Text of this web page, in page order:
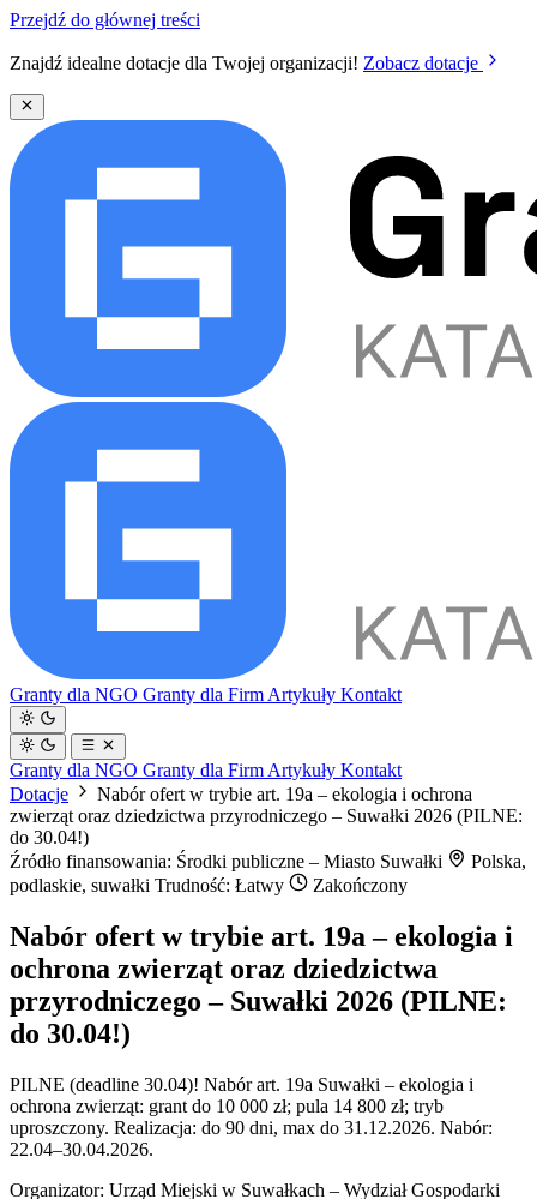
Przejdź do głównej treści
Znajdź idealne dotacje dla Twojej organizacji! Zobacz dotacje
Granty dla NGO Granty dla Firm Artykuły Kontakt
Granty dla NGO Granty dla Firm Artykuły Kontakt
Dotacje
Nabór ofert w trybie art. 19a – ekologia i ochrona
zwierząt oraz dziedzictwa przyrodniczego – Suwałki 2026 (PILNE:
do 30.04!)
Źródło finansowania: Środki publiczne – Miasto Suwałki
Polska,
podlaskie, suwałki Trudność: Łatwy Zakończony
Nabór ofert w trybie art. 19a – ekologia i
ochrona zwierząt oraz dziedzictwa
przyrodniczego – Suwałki 2026 (PILNE:
do 30.04!)
PILNE (deadline 30.04)! Nabór art. 19a Suwałki – ekologia i
ochrona zwierząt: grant do 10 000 zł; pula 14 800 zł; tryb
uproszczony. Realizacja: do 90 dni, max do 31.12.2026. Nabór:
22.04–30.04.2026.
Organizator: Urząd Miejski w Suwałkach – Wydział Gospodarki